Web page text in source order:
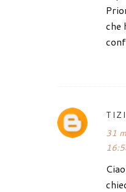
che
31